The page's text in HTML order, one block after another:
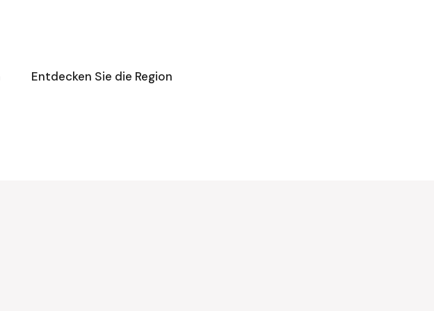
Entdecken Sie die Region